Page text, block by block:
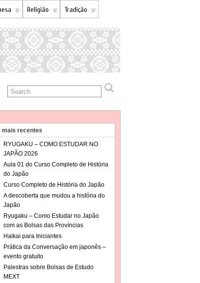
Religião Tradição
mais recentes
RYUGAKU – COMO ESTUDAR NO
JAPÃO 2026
Aula 01 do Curso Completo de História
do Japão
Curso Completo de História do Japão
A descoberta que mudou a história do
Japão
Ryugaku – Como Estudar no Japão
com as Bolsas das Províncias
Haikai para Iniciantes
Prática da Conversação em japonês –
evento gratuito
Palestras sobre Bolsas de Estudo
MEXT